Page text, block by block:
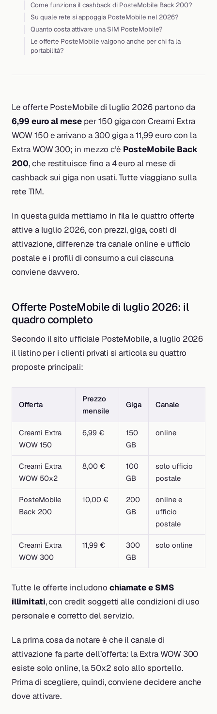
Come funziona il cashback di PosteMobile Back 200?
Su quale rete si appoggia PosteMobile nel 2026?
Quanto costa attivare una SIM PosteMobile?
Le offerte PosteMobile valgono anche per chi fa la
portabilità?
Le offerte PosteMobile di luglio 2026 partono da
6,99 euro al mese per 150 giga con Creami Extra
WOW 150 e arrivano a 300 giga a 11,99 euro con la
Extra WOW 300; in mezzo c’è PosteMobile Back
200, che restituisce fino a 4 euro al mese di
cashback sui giga non usati. Tutte viaggiano sulla
rete TIM.
In questa guida mettiamo in fila le quattro offerte
attive a luglio 2026, con prezzi, giga, costi di
attivazione, differenze tra canale online e ufficio
postale e i profili di consumo a cui ciascuna
conviene davvero.
Offerte PosteMobile di luglio 2026: il
quadro completo
Secondo il sito ufficiale PosteMobile, a luglio 2026
il listino per i clienti privati si articola su quattro
proposte principali:
Offerta
Prezzo
mensile
Giga Canale
Creami Extra
WOW 150
6,99 €
150
GB
online
Creami Extra
WOW 50x2
8,00 €
100
GB
solo ufficio
postale
PosteMobile
Back 200
10,00 €
200
GB
online e
ufficio
postale
Creami Extra
WOW 300
11,99 €
300
GB
solo online
Tutte le offerte includono chiamate e SMS
illimitati, con credit soggetti alle condizioni di uso
personale e corretto del servizio.
La prima cosa da notare è che il canale di
attivazione fa parte dell’offerta: la Extra WOW 300
esiste solo online, la 50x2 solo allo sportello.
Prima di scegliere, quindi, conviene decidere anche
dove attivare.